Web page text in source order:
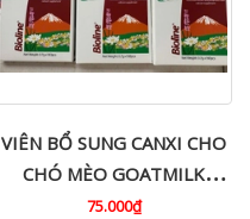
VIÊN BỔ SUNG CANXI CHO
CHÓ MÈO GOATMILK
CALCIUM TABLET BIOLINE
75.000₫